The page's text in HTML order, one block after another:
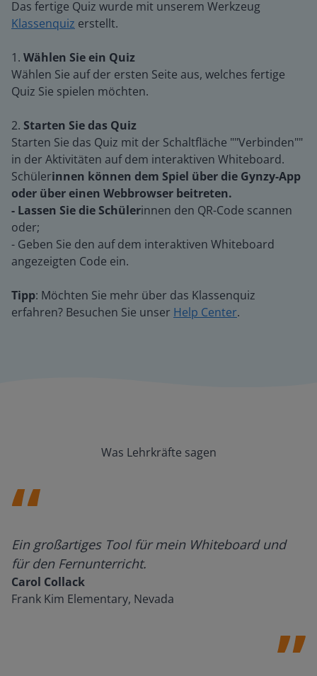
Das fertige Quiz wurde mit unserem Werkzeug
Klassenquiz erstellt.
1. Wählen Sie ein Quiz
Wählen Sie auf der ersten Seite aus, welches fertige
Quiz Sie spielen möchten.
2. Starten Sie das Quiz
Starten Sie das Quiz mit der Schaltfläche ""Verbinden""
in der Aktivitäten auf dem interaktiven Whiteboard.
Schülerinnen können dem Spiel über die Gynzy-App
oder über einen Webbrowser beitreten.
- Lassen Sie die Schülerinnen den QR-Code scannen
oder;
- Geben Sie den auf dem interaktiven Whiteboard
angezeigten Code ein.
Tipp: Möchten Sie mehr über das Klassenquiz
erfahren? Besuchen Sie unser Help Center.
Was Lehrkräfte sagen
Ein großartiges Tool für mein Whiteboard und
für den Fernunterricht.
Carol Collack
Frank Kim Elementary, Nevada